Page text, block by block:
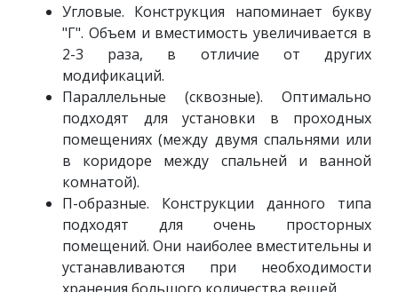
Угловые. Конструкция напоминает букву
"Г". Объем и вместимость увеличивается в
2-3 раза, в отличие от других
модификаций.
Параллельные (сквозные). Оптимально
подходят для установки в проходных
помещениях (между двумя спальнями или
в коридоре между спальней и ванной
комнатой).
П-образные. Конструкции данного типа
подходят для очень просторных
помещений. Они наиболее вместительны и
устанавливаются при необходимости